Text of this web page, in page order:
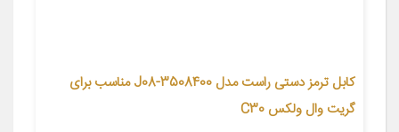
کابل ترمز دستی راست مدل 3508400-J08 مناسب برای
گریت وال ولکس C30